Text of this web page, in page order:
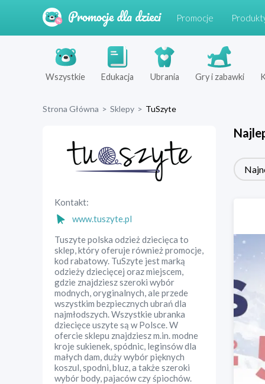
Promocje
Wszystkie Edukacja Ubrania Gry i zabawki
Strona Główna > Sklepy > TuSzyte
Kontakt:
www.tuszyte.pl
Tuszyte polska odzież dziecięca to
sklep, który oferuje również promocje,
kod rabatowy. TuSzyte jest marką
odzieży dziecięcej oraz miejscem,
gdzie znajdziesz szeroki wybór
modnych, oryginalnych, ale przede
wszystkim bezpiecznych ubrań dla
najmłodszych. Wszystkie ubranka
dziecięce uszyte są w Polsce. W
ofercie sklepu znajdziesz m.in. modne
kroje sukienek, spódnic, leginsów dla
małych dam, duży wybór pięknych
koszul, spodni, bluz, a także szeroki
wybór body, pajaców czy śpiochów.